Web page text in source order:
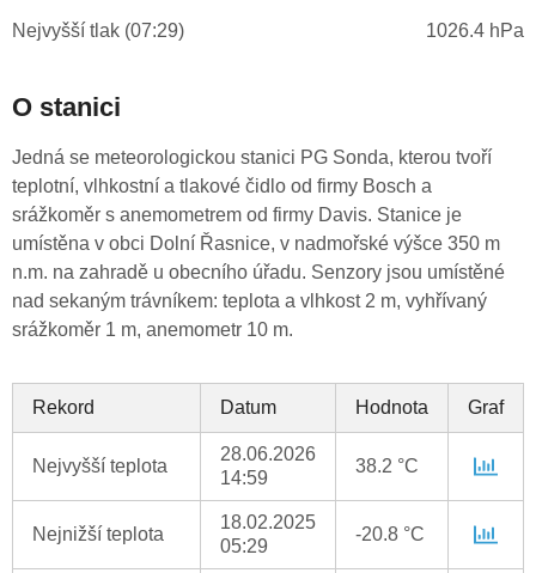
Nejvyšší tlak (07:29) 1026.4 hPa
O stanici
Jedná se meteorologickou stanici PG Sonda, kterou tvoří
teplotní, vlhkostní a tlakové čidlo od firmy Bosch a
srážkoměr s anemometrem od firmy Davis. Stanice je
umístěna v obci Dolní Řasnice, v nadmořské výšce 350 m
n.m. na zahradě u obecního úřadu. Senzory jsou umístěné
nad sekaným trávníkem: teplota a vlhkost 2 m, vyhřívaný
srážkoměr 1 m, anemometr 10 m.
Rekord Datum Hodnota Graf
Nejvyšší teplota
28.06.2026
14:59
38.2 °C
Nejnižší teplota
18.02.2025
05:29
-20.8 °C